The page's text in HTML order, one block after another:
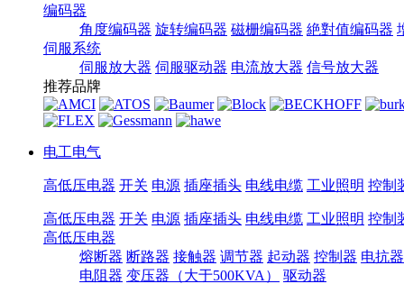
编码器
角度编码器 旋转编码器 磁栅编码器 絶對值编码器
伺服系统
伺服放大器 伺服驱动器 电流放大器 信号放大器
推荐品牌
电工电气
高低压电器 开关 电源 插座插头 电线电缆 工业照明 控制
高低压电器 开关 电源 插座插头 电线电缆 工业照明 控制
高低压电器
熔断器 断路器 接触器 调节器 起动器 控制器 电抗器
电阻器 变压器（大于500KVA）
驱动器